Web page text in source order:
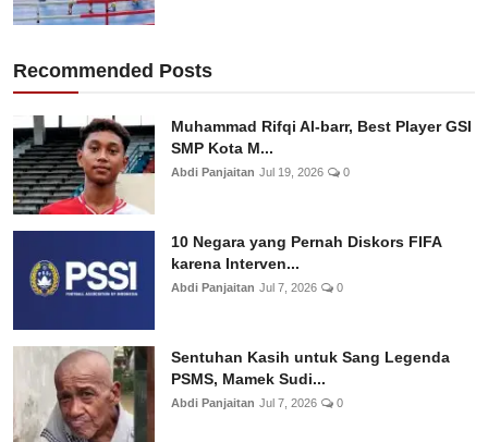
Recommended Posts
Muhammad Rifqi Al-barr, Best Player GSI
SMP Kota M...
Abdi Panjaitan Jul 19, 2026 0
10 Negara yang Pernah Diskors FIFA
karena Interven...
Abdi Panjaitan Jul 7, 2026 0
Sentuhan Kasih untuk Sang Legenda
PSMS, Mamek Sudi...
Abdi Panjaitan Jul 7, 2026 0